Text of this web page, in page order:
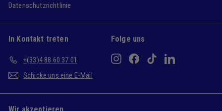
Datenschutzrichtlinie
In Kontakt treten
+(33)4 88 60 37 01
Schicke uns eine E-Mail
Folge uns
InstagramFacebookTikTokLinkedIn